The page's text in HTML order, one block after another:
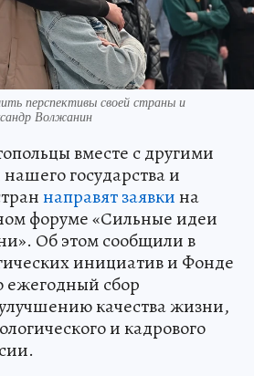
перспективы своей страны и
Волжанин
вместе с другими
государства и
направят заявкина
форуме «Сильные идеи
Об этом сообщили в
инициатив и Фонде
ежегодный сбор
качества жизни,
и кадрового